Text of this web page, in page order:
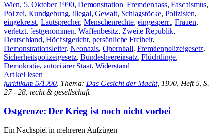
Wien, 5. Oktober 1990, Demonstration, Fremdenhass, Faschismus,
Polizei, Kundgebung, illegal, Gewalt, Schlagstöcke, Polizisten,
eingekreist, Lautsprecher, Menschenrechte, eingesperrt, Frauen,
verletzt, festgenommen, Waffenbesitz, Zweite Republik,
Deutschland, Höchstgericht, persönliche Freiheit,
Demonstrationsleiter, Neonazis, Opernball, Fremdenpolizeigesetz,
Sicherheitspolizeigesetz, Bundesheereinsatz, Flüchtlinge,
Demokratie, autoritärer Staat, Widerstand
Artikel lesen
juridikum 5/1990 , Thema: Das Gesicht der Macht, 1990, Heft 5, S.
27 - 28, recht & gesellschaft
Ostgrenze: Der Krieg ist noch nicht vorbei
Ein Nachspiel in mehreren Aufzügen